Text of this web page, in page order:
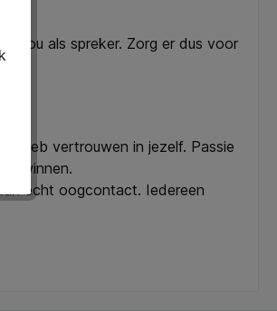
jou als spreker. Zorg er dus voor
Heb vertrouwen in jezelf. Passie
winnen.
echt oogcontact. Iedereen